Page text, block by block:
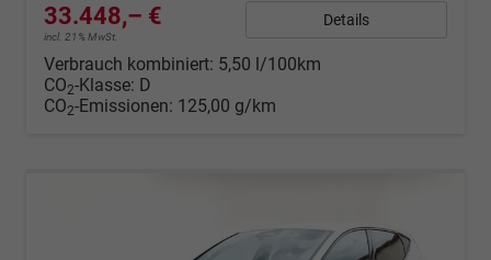
33.448,– €
incl. 21% MwSt.
Details
Verbrauch kombiniert: 5,50 l/100km
CO2-Klasse: D
CO2-Emissionen: 125,00 g/km